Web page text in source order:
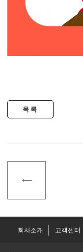
회사소개 고객센터